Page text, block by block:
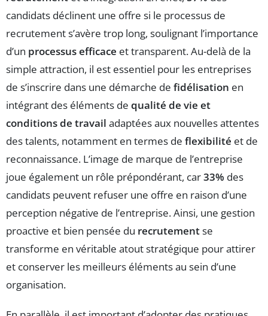
candidats déclinent une offre si le processus de
recrutement s’avère trop long, soulignant l’importance
d’un processus efficace et transparent. Au-delà de la
simple attraction, il est essentiel pour les entreprises
de s’inscrire dans une démarche de fidélisation en
intégrant des éléments de qualité de vie et
conditions de travail adaptées aux nouvelles attentes
des talents, notamment en termes de flexibilité et de
reconnaissance. L’image de marque de l’entreprise
joue également un rôle prépondérant, car33% des
candidats peuvent refuser une offre en raison d’une
perception négative de l’entreprise. Ainsi, une gestion
proactive et bien pensée du recrutementse
transforme en véritable atout stratégique pour attirer
et conserver les meilleurs éléments au sein d’une
organisation.